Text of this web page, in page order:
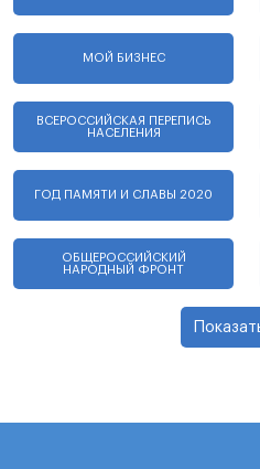
МОЙ БИЗНЕС
ВСЕРОССИЙСКАЯ ПЕРЕПИСЬ
НАСЕЛЕНИЯ
ГОД ПАМЯТИ И СЛАВЫ 2020
ОБЩЕРОССИЙСКИЙ
НАРОДНЫЙ ФРОНТ